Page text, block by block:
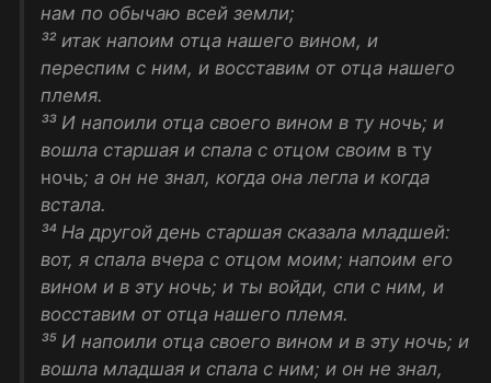
нам по обычаю всей земли;
³² итак напоим отца нашего вином, и
переспим с ним, и восставим от отца нашего
племя.
³³ И напоили отца своего вином в ту ночь; и
вошла старшая и спала с отцом своим в ту
ночь; а он не знал, когда она легла и когда
встала.
³⁴ На другой день старшая сказала младшей:
вот, я спала вчера с отцом моим; напоим его
вином и в эту ночь; и ты войди, спи с ним, и
восставим от отца нашего племя.
³⁵ И напоили отца своего вином и в эту ночь; и
вошла младшая и спала с ним; и он не знал,